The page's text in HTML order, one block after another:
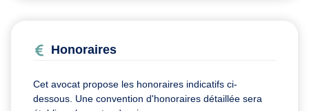
Honoraires
Cet avocat propose les honoraires indicatifs ci-
dessous. Une convention d'honoraires détaillée sera